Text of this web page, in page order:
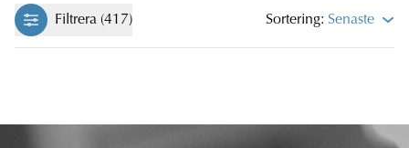
Filtrera (417) Sortering: Senaste